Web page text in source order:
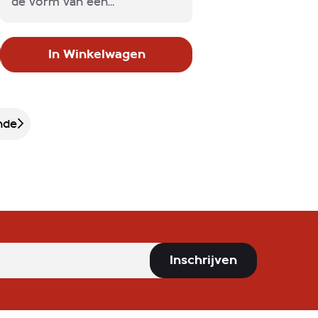
een geweldig cadeau om te
geven, maar misschien ook
In Winkelwagen
Inschrijven